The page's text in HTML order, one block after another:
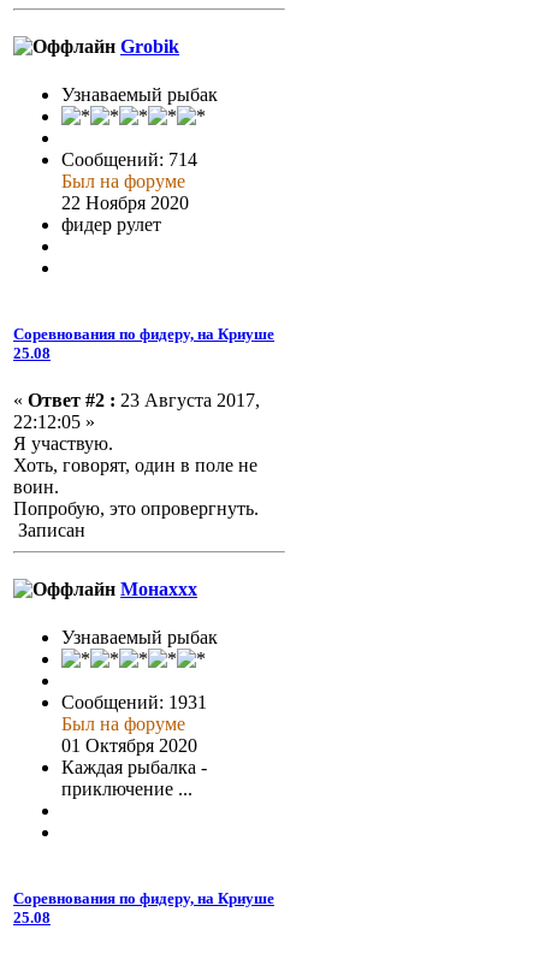
Grobik
Узнаваемый рыбак
Сообщений: 714
Был на форуме
22 Ноября 2020
фидер рулет
Соревнования по фидеру, на Криуше
25.08
« Ответ #2 : 23 Августа 2017,
22:12:05 »
Я участвую.
Хоть, говорят, один в поле не
воин.
Попробую, это опровергнуть.
Записан
Монаххх
Узнаваемый рыбак
Сообщений: 1931
Был на форуме
01 Октября 2020
Каждая рыбалка -
приключение ...
Соревнования по фидеру, на Криуше
25.08